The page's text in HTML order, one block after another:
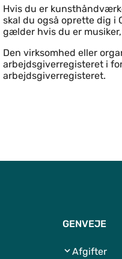
Hvis du er
skal du også oprette dig i
gælder hvis du er
Den virksomhed eller
arbejdsgiverregisteret i
arbejdsgiverregisteret.
GENVEJE
Afgifter